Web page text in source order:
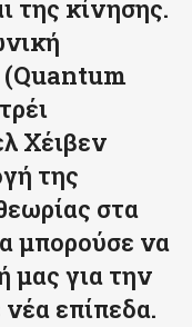
της κίνησης.
Χέιβεν
της
στα
μπορούσε να
μας για την
επίπεδα.